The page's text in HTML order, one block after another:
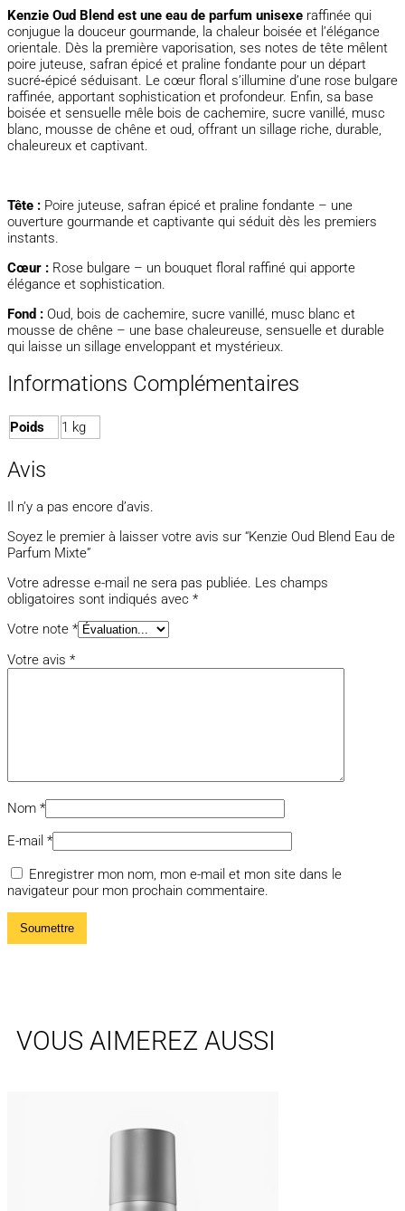
Kenzie Oud Blend est une eau de parfum unisexe raffinée qui
conjugue la douceur gourmande, la chaleur boisée et l’élégance
orientale. Dès la première vaporisation, ses notes de tête mêlent
poire juteuse, safran épicé et praline fondante pour un départ
sucré‑épicé séduisant. Le cœur floral s’illumine d’une rose bulgare
raffinée, apportant sophistication et profondeur. Enfin, sa base
boisée et sensuelle mêle bois de cachemire, sucre vanillé, musc
blanc, mousse de chêne et oud, offrant un sillage riche, durable,
chaleureux et captivant.
Tête : Poire juteuse, safran épicé et praline fondante – une
ouverture gourmande et captivante qui séduit dès les premiers
instants.
Cœur : Rose bulgare – un bouquet floral raffiné qui apporte
élégance et sophistication.
Fond : Oud, bois de cachemire, sucre vanillé, musc blanc et
mousse de chêne – une base chaleureuse, sensuelle et durable
qui laisse un sillage enveloppant et mystérieux.
Informations Complémentaires
Poids 1 kg
Avis
Il n’y a pas encore d’avis.
Soyez le premier à laisser votre avis sur “Kenzie Oud Blend Eau de
Parfum Mixte”
Votre adresse e-mail ne sera pas publiée. Les champs
obligatoires sont indiqués avec *
Votre note *
Votre avis *
Nom *
E-mail *
Enregistrer mon nom, mon e-mail et mon site dans le
navigateur pour mon prochain commentaire.
VOUS AIMEREZ AUSSI